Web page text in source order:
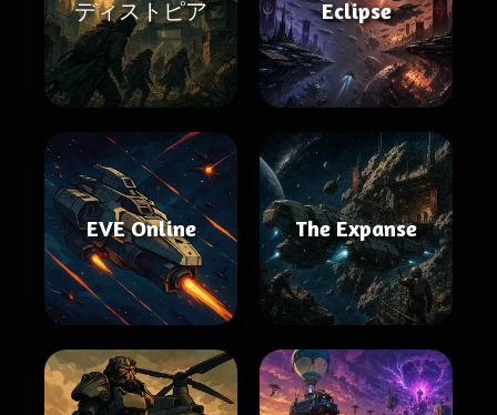
ディストピア Eclipse
EVE Online The Expanse